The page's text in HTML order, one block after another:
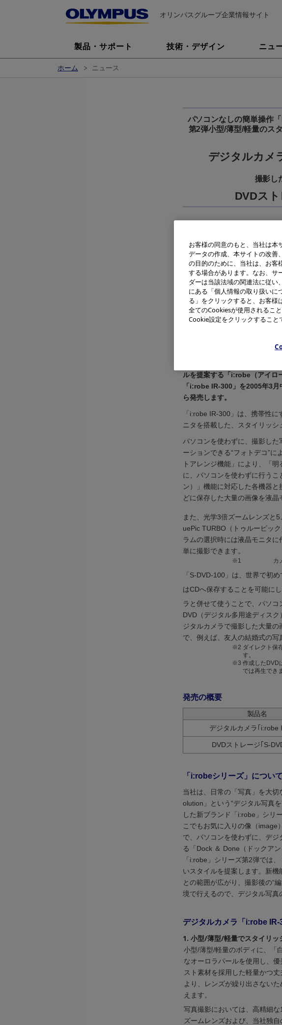
オリンパスグループ企業情報サイト
製品・サポート 技術・デザイン ニュ
ホーム ニュース
パソコンなしの簡単操作
第2弾小型/薄型/軽量のス
デジタルカメ
撮影し
DVDス
ルを提案する「i:robe（アイロ
「i:robe IR-300」を2005年3
ら発売します。
「i:robe IR-300」は、携帯性
ニタを搭載した、スタイリッシ
パソコンを使わずに、撮影し
ーションできる“フォトデコ”
トアレンジ機能」により、「
に、パソコンを使わずに行う
ン）」機能に対応した各機器と
どに保存した大量の画像を液晶
また、光学3倍ズームレンズと
uePic TURBO（トゥルーピッ
ラムの選択時には液晶モニタ
単に撮影できます。
※1 カ
「S-DVD-100」は、世界で初
はCDへ保存することを可能に
ラと併せて使うことで、パソコ
DVD（デジタル多用途ディス
ジタルカメラで撮影した大量
で、例えば、友人の結婚式の写
※2 ダイレクト保
す。
※3 作成したDVD
では再生でき
発売の概要
製品名
デジタルカメラ｢i:robe
DVDストレージ｢S-
「i:robeシリーズ」について
当社は、日常の「写真」を大
olution」という“デジタル写真
した新ブランド「i:robe」シリ
こでもお気に入りの像（image
で、パソコンを使わずに、デ
る「Dock ＆ Done（ドックア
「i:robe」シリーズ第2弾では
いスタイルを提案します。新
との範囲が広がり、撮影後の“
境で行えるので、デジタル写真
デジタルカメラ「i:robe IR-
1. 小型/薄型/軽量でスタイリッ
小型/薄型/軽量のボディに、「
なオーロラパールを使用し、
スト素材を採用した軽量かつ
より、レンズが繰り出さない
えます。
写真撮影においては、高精細
ズームレンズおよび、当社独
お客様の同意のもと、当社は
データの作成、本サイトの改善
の目的のために、当社は、お客
する場合があります。なお、サ
ダーは当該法域の関連法に従い
にある「個人情報の取り扱いに
る」をクリックすると、お客
全てのCookiesが使用されるこ
Cookie設定をクリックすること